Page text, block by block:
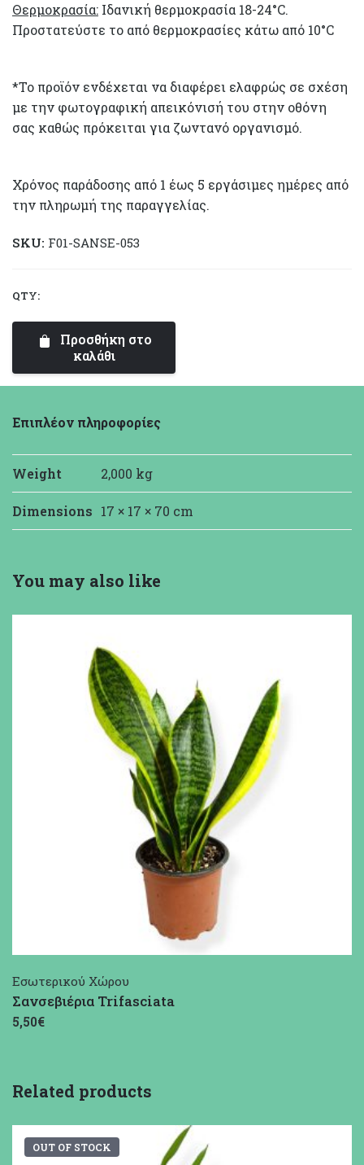
Θερμοκρασία: Ιδανική θερμοκρασία 18-24°C.
Προστατεύστε το από θερμοκρασίες κάτω από 10°C
*Το προϊόν ενδέχεται να διαφέρει ελαφρώς σε σχέση
με την φωτογραφική απεικόνισή του στην οθόνη
σας καθώς πρόκειται για ζωντανό οργανισμό.
Χρόνος παράδοσης από 1 έως 5 εργάσιμες ημέρες από
την πληρωμή της παραγγελίας.
SKU: F01-SANSE-053
QTY:
Trifasciata
ποσότητα
Προσθήκη στο
καλάθι
Επιπλέον πληροφορίες
Weight 2,000 kg
Dimensions 17 × 17 × 70 cm
You may also like
Εσωτερικού Χώρου
Σανσεβιέρια Trifasciata
5,50€
Related products
OUT OF STOCK